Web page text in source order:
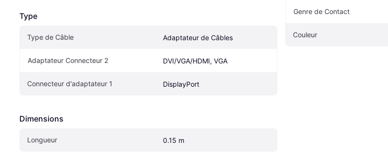
Type
Type de Câble Adaptateur de Câbles
Adaptateur Connecteur 2 DVI/VGA/HDMI, VGA
Connecteur d'adaptateur 1 DisplayPort
Dimensions
Longueur 0.15 m
Genre de Contact
Couleur